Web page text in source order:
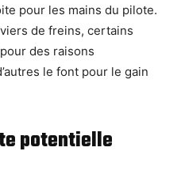
pour les mains du pilote.
de freins, certains
des raisons
le font pour le gain
potentielle